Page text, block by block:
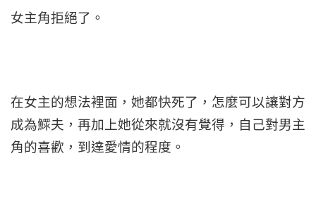
女主角拒絕了。
在女主的想法裡面，她都快死了，怎麼可以讓對方
成為鰥夫，再加上她從來就沒有覺得，自己對男主
角的喜歡，到達愛情的程度。